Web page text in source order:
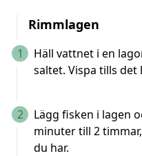
Rimmlagen
1
Häll vattnet i en
saltet. Vispa tills
2
Lägg fisken i lagen
minuter till 2
du har.